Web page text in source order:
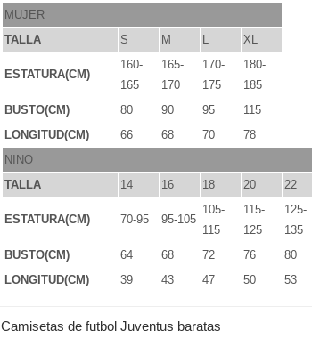
MUJER
TALLA
S M L XL
ESTATURA(CM)
160-
165
165-
170
170-
175
180-
185
BUSTO(CM)
80 90 95
115
LONGITUD(CM)
66 68 70
78
NINO
TALLA
14 16 18 20 22
ESTATURA(CM) 70-95 95-105
105-
115
115-
125
125-
135
BUSTO(CM)
64 68 72 76 80
LONGITUD(CM)
39 43 47 50 53
Camisetas de futbol Juventus baratas